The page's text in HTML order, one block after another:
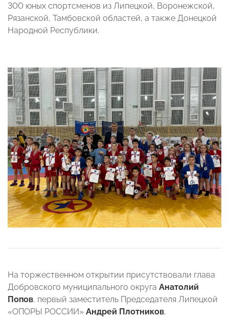
300 юных спортсменов из Липецкой, Воронежской,
Рязанской, Тамбовской областей, а также Донецкой
Народной Республики.
На торжественном открытии присутствовали глава
Добровского муниципального округа Анатолий
Попов, первый заместитель Председателя Липецкой
«ОПОРЫ РОССИИ» Андрей Плотников,